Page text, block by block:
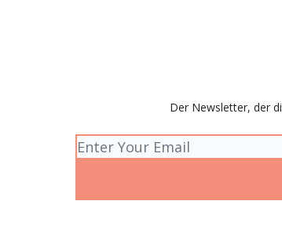
Der Newsletter, der